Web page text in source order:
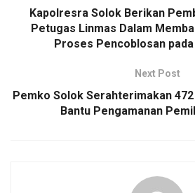
Kapolresra Solok Berikan
Petugas Linmas Dalam
Proses Pencoblosan
Next Post
Pemko Solok Serahterimakan
Bantu Pengamanan